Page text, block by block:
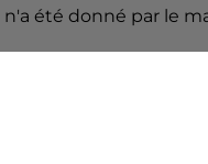
n'a été donné par le